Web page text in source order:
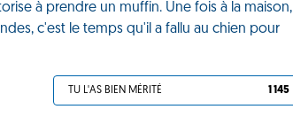
à prendre un muffin. Une fois à la maison,
c'est le temps qu'il a fallu au chien pour
TU L'AS BIEN MÉRITÉ 1 145